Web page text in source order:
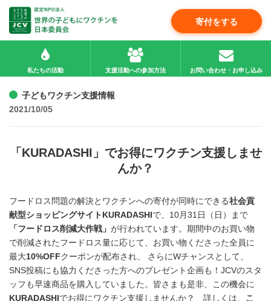
寄付をする
私たちの活動 支援活動への参加方法 お問い合わせ・お申し込み
子どもワクチン支援情報
2021/10/05
「KURADASHI」でお得にワクチン支援しませ
んか？
フードロス問題の解決とワクチンへの寄付が同時にできる社会貢
献型ショッピングサイトKURADASHIで、10月31日（日）まで
「フードロス削減大作戦」 が行われています。期間中のお買い物
で削減されたフードロス量に応じて、お買い物くださった全員に
最大10%OFFクーポンが配布され、 さらにWチャンスとして、
SNS投稿にも協力くださった方へのプレゼント企画も！JCVのスタ
ッフも早速商品を購入していました。皆さまも是非、この機会に
KURADASHIでお得にワクチン支援しませんか？ 詳しくは、 こ